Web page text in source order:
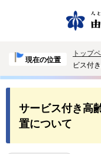
現在の位置
トップ
ビス付
サービス付き高
置について